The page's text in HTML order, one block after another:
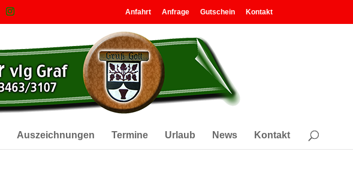
Anfahrt Anfrage Gutschein Kontakt
Auszeichnungen Termine Urlaub News Kontakt